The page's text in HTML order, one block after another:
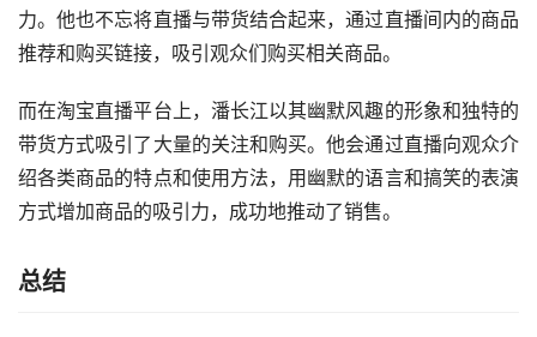
力。他也不忘将直播与带货结合起来，通过直播间内的商品
推荐和购买链接，吸引观众们购买相关商品。
而在淘宝直播平台上，潘长江以其幽默风趣的形象和独特的
带货方式吸引了大量的关注和购买。他会通过直播向观众介
绍各类商品的特点和使用方法，用幽默的语言和搞笑的表演
方式增加商品的吸引力，成功地推动了销售。
总结